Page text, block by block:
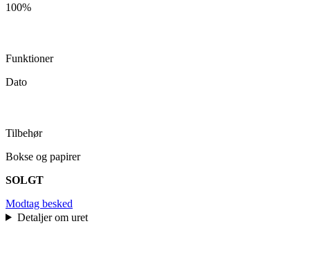
100%
Funktioner
Dato
Tilbehør
Bokse og papirer
SOLGT
Modtag besked
Detaljer om uret